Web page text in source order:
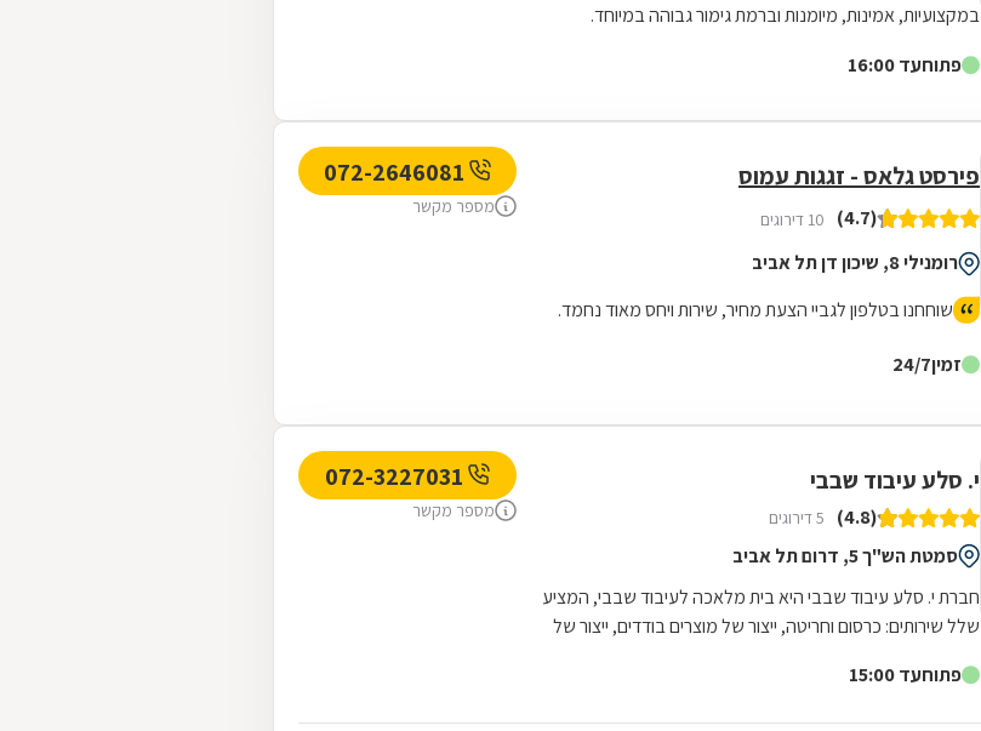
במקצועיות, אמינות, מיומנות וברמת גימור גבוהה במיוחד.
פתוחעד 16:00
פירסט גלאס - זגגות עמוס
(4.7) 10 דירוגים
רומנילי 8, שיכון דן תל אביב
שוחחנו בטלפון לגביי הצעת מחיר, שירות ויחס מאוד נחמד.
זמין24/7
מספר מקשר
י. סלע עיבוד שבבי
(4.8) 5 דירוגים
סמטת הש"ך 5, דרום תל אביב
חברת י. סלע עיבוד שבבי היא בית מלאכה לעיבוד שבבי, המציע
שלל שירותים: כרסום וחריטה, ייצור של מוצרים בודדים, ייצור של
פתוחעד 15:00
מספר מקשר